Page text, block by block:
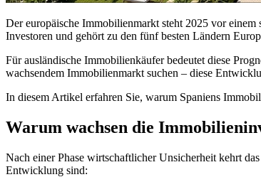
Der europäische Immobilienmarkt steht 2025 vor
Investoren und gehört zu den fünf besten Ländern
Für ausländische Immobilienkäufer bedeutet diese
wachsendem Immobilienmarkt suchen – diese
In diesem Artikel erfahren Sie, warum Spaniens
Warum wachsen die
Nach einer Phase wirtschaftlicher Unsicherheit kehrt
Entwicklung sind: